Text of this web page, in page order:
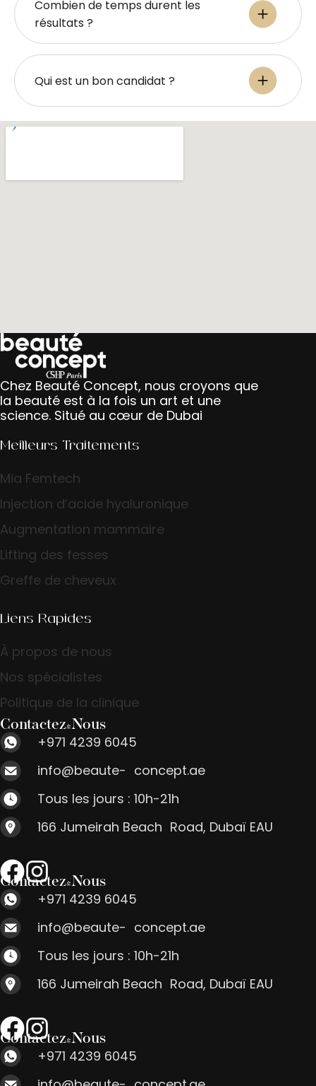
Combien de temps durent les
résultats ?
Qui est un bon candidat ?
Chez Beauté Concept, nous croyons que
la beauté est à la fois un art et une
science. Situé au cœur de Dubai
Meilleurs Traitements
Mia Femtech
Injection d’acide hyaluronique
Augmentation mammaire
Lifting des fesses
Greffe de cheveux
Liens Rapides
À propos de nous
Nos spécialistes
Politique de la clinique
Contactez-Nous
+971 4239 6045
info@beaute- concept.ae
Tous les jours : 10h-21h
166 Jumeirah Beach Road, Dubaï EAU
Contactez-Nous
+971 4239 6045
info@beaute- concept.ae
Tous les jours : 10h-21h
166 Jumeirah Beach Road, Dubaï EAU
Contactez-Nous
+971 4239 6045